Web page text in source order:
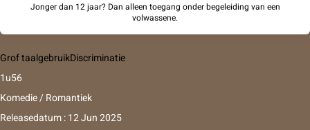
Jonger dan 12 jaar? Dan alleen toegang onder begeleiding van een
volwassene.
Grof taalgebruikDiscriminatie
1u56
Komedie / Romantiek
Releasedatum : 12 Jun 2025